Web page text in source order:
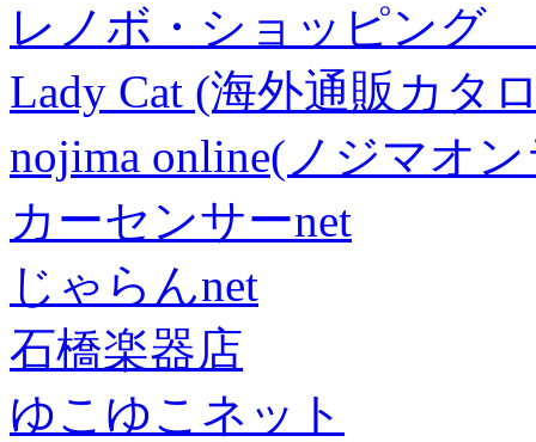
レノボ・ショッピング
Lady Cat (海外通販カタ
nojima online(ノジマオ
カーセンサーnet
じゃらんnet
石橋楽器店
ゆこゆこネット